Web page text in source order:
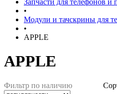
Запчасти для телефонов и
•
Модули и тачскрины для
•
APPLE
APPLE
Фильтр по наличию